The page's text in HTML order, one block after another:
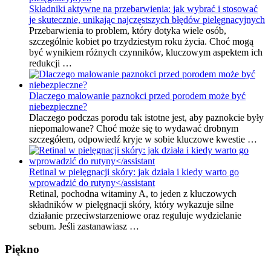
Składniki aktywne na przebarwienia: jak wybrać i stosować
je skutecznie, unikając najczęstszych błędów pielęgnacyjnych
Przebarwienia to problem, który dotyka wiele osób,
szczególnie kobiet po trzydziestym roku życia. Choć mogą
być wynikiem różnych czynników, kluczowym aspektem ich
redukcji …
Dlaczego malowanie paznokci przed porodem może być
niebezpieczne?
Dlaczego podczas porodu tak istotne jest, aby paznokcie były
niepomalowane? Choć może się to wydawać drobnym
szczegółem, odpowiedź kryje w sobie kluczowe kwestie …
Retinal w pielęgnacji skóry: jak działa i kiedy warto go
wprowadzić do rutyny</assistant
Retinal, pochodna witaminy A, to jeden z kluczowych
składników w pielęgnacji skóry, który wykazuje silne
działanie przeciwstarzeniowe oraz reguluje wydzielanie
sebum. Jeśli zastanawiasz …
Piękno